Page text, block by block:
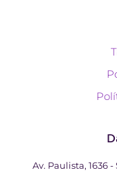
Av. Paulista, 1636